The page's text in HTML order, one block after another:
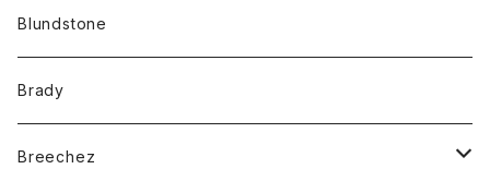
カーディガン
コート
アクセサリー
バッグ
ベルト
キッズ
Tシャツ
グッズ
サングラス
Blundstone
Brady
Breechez